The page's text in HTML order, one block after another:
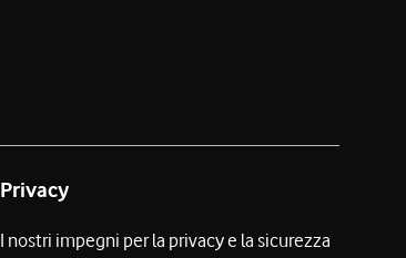
Privacy
I nostri impegni per la privacy e la sicurezza